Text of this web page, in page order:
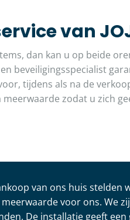
van
dan kan u op beide
beveiligingsspecialist
tijdens als na de
zodat u zich
van ons huis stelden
voor ons. We
De installatie geeft